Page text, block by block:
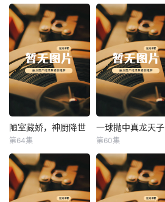
陋室藏娇，神厨降世
陋室藏娇，神厨降世
第64集
一球抛中真龙天子
一球抛中真龙天子
第60集